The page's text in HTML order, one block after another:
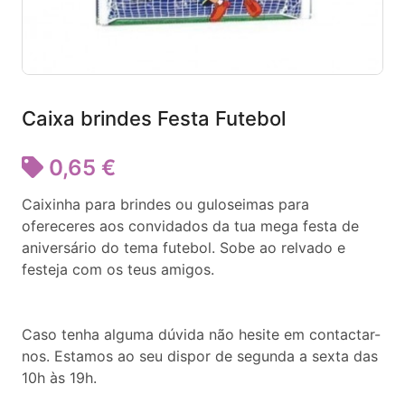
Caixa brindes Festa Futebol
0,65 €
Caixinha para brindes ou guloseimas para
ofereceres aos convidados da tua mega festa de
aniversário do tema futebol. Sobe ao relvado e
festeja com os teus amigos.
Caso tenha alguma dúvida não hesite em contactar-
nos. Estamos ao seu dispor de segunda a sexta das
10h às 19h.